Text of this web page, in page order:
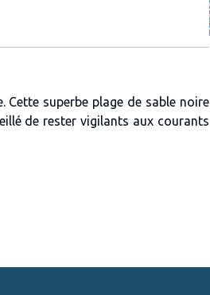
Cette superbe plage de sable noire
de rester vigilants aux courants